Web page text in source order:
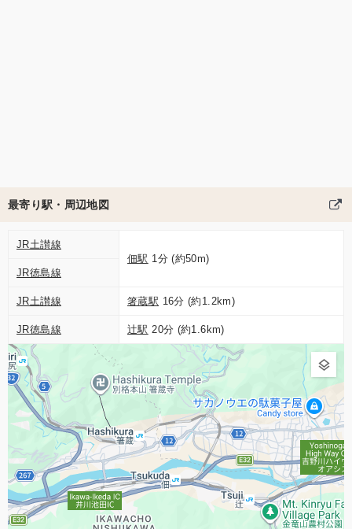
最寄り駅・周辺地図
JR土讃線
佃駅 1分 (約50m)
JR徳島線
JR土讃線 箸蔵駅 16分 (約1.2km)
JR徳島線 辻駅 20分 (約1.6km)